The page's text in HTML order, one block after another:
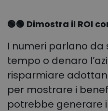
🟢🟢 Dimostra il ROI
I numeri parlano da
tempo o denaro
risparmiare
per mostrare i
potrebbe generare